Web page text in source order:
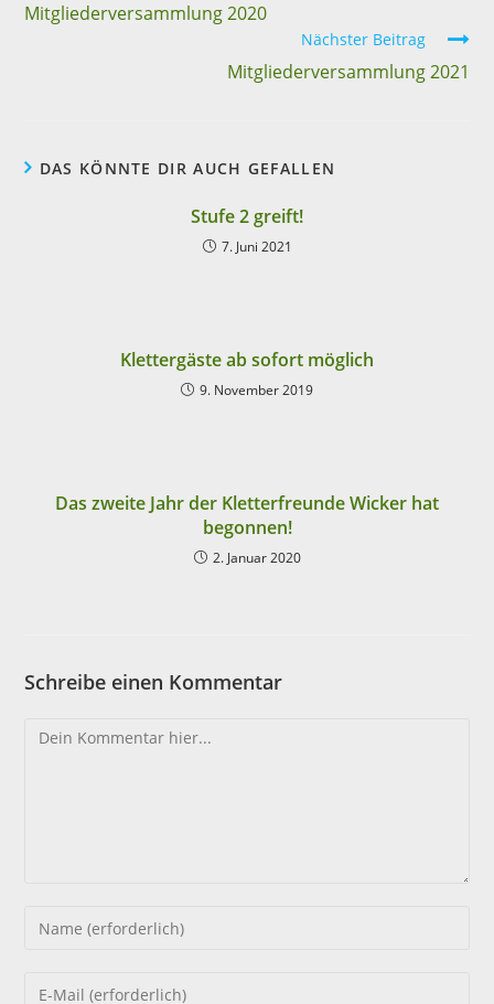
Mitgliederversammlung 2020
Nächster Beitrag
Mitgliederversammlung 2021
DAS KÖNNTE DIR AUCH GEFALLEN
Stufe 2 greift!
7. Juni 2021
Klettergäste ab sofort möglich
9. November 2019
Das zweite Jahr der Kletterfreunde Wicker hat
begonnen!
2. Januar 2020
Schreibe einen Kommentar